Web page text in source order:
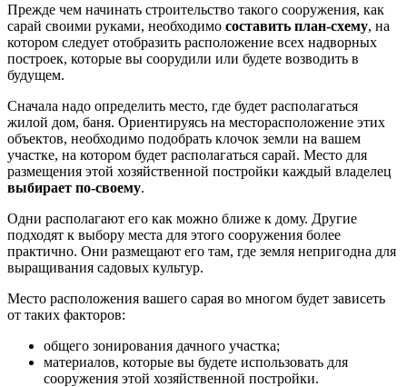
Прежде чем начинать строительство такого сооружения, как
сарай своими руками, необходимо составить план-схему, на
котором следует отобразить расположение всех надворных
построек, которые вы соорудили или будете возводить в
будущем.
Сначала надо определить место, где будет располагаться
жилой дом, баня. Ориентируясь на месторасположение этих
объектов, необходимо подобрать клочок земли на вашем
участке, на котором будет располагаться сарай. Место для
размещения этой хозяйственной постройки каждый владелец
выбирает по-своему.
Одни располагают его как можно ближе к дому. Другие
подходят к выбору места для этого сооружения более
практично. Они размещают его там, где земля непригодна для
выращивания садовых культур.
Место расположения вашего сарая во многом будет зависеть
от таких факторов:
общего зонирования дачного участка;
материалов, которые вы будете использовать для
сооружения этой хозяйственной постройки.